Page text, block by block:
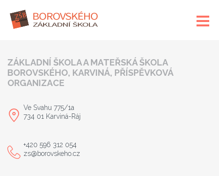
ZÁKLADNÍ ŠKOLA A MATEŘSKÁ ŠKOLA
BOROVSKÉHO, KARVINÁ, PŘÍSPĚVKOVÁ
ORGANIZACE
Ve Svahu 775/1a
734 01 Karviná-Ráj
+420 596 312 054
zs@borovskeho.cz